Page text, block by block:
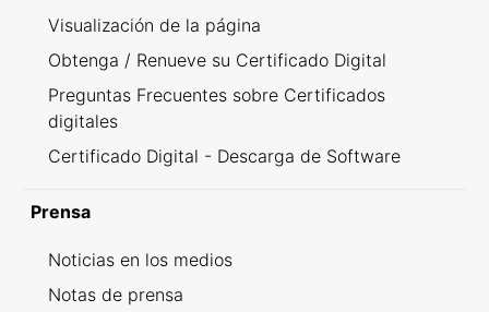
Visualización de la página
Obtenga / Renueve su Certificado Digital
Preguntas Frecuentes sobre Certificados
digitales
Certificado Digital - Descarga de Software
Prensa
Noticias en los medios
Notas de prensa